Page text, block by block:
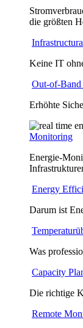
die größten
Keine IT
Out-of-Band
Erhöhte
Monitoring
Energie-
Energy
Darum ist
Was
Capacity
Die richtige
Remote